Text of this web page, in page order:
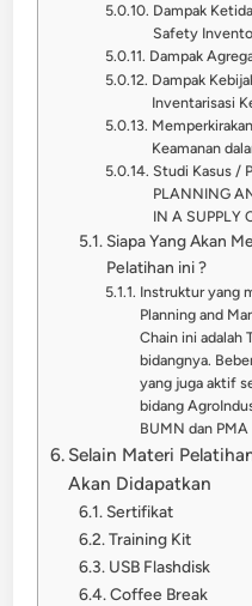
Dampak
Safety
Dampak
Dampak
Inventarisasi
Keamanan
Studi Kasus /
PLANNING
IN A SUPPLY
Siapa Yang Akan
Pelatihan ini ?
Instruktur yang
Planning and
Chain ini adalah
bidangnya.
yang juga aktif
bidang
BUMN dan PMA
Selain Materi
Akan Didapatkan
Sertifikat
Training Kit
USB Flashdisk
Coffee Break